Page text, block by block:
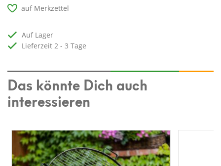
auf Merkzettel
auf Lager
Lieferzeit 2 - 3 Tage
Das könnte Dich auch
interessieren